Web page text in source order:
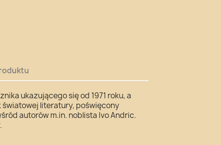
ukazującego się od 1971 roku, a
literatury, poświęcony
autorów m.in. noblista Ivo Andric.